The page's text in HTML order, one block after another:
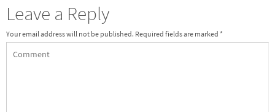
Leave a Reply
Your email address will not be published. Required fields are marked *